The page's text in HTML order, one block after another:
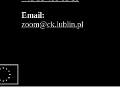
Email:
zoom@ck.lublin.pl